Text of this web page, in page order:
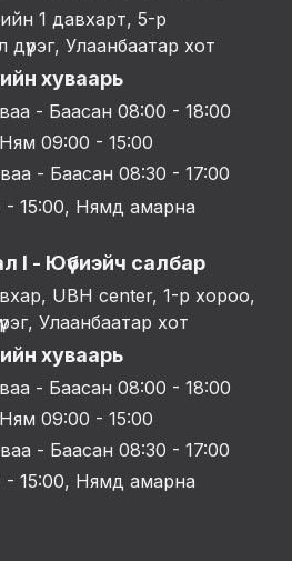
1 давхарт, 5-р
Улаанбаатар хот
хуваарь
- Баасан 08:00 - 18:00
09:00 - 15:00
- Баасан 08:30 - 17:00
- 15:00, Нямд амарна
I - Юүбиэйч салбар
UBH center, 1-р хороо,
Улаанбаатар хот
хуваарь
- Баасан 08:00 - 18:00
09:00 - 15:00
- Баасан 08:30 - 17:00
- 15:00, Нямд амарна